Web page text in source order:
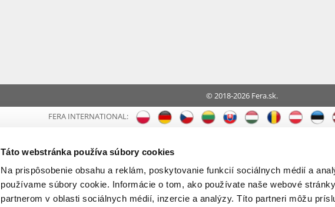
Táto webstránka používa súbory cookies
Na prispôsobenie obsahu a reklám, poskytovanie funkcií sociálnych médií a
používame súbory cookie. Informácie o tom, ako používate naše webové
partnerom v oblasti sociálnych médií, inzercie a analýzy. Títo partneri môžu
© 2018-2026 Fera.sk.
FERA INTERNATIONAL: